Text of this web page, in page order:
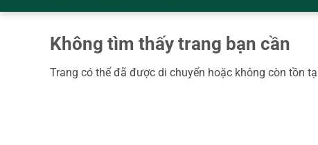
Không tìm thấy trang bạn cần
Trang có thể đã được di chuyển hoặc không còn tồn